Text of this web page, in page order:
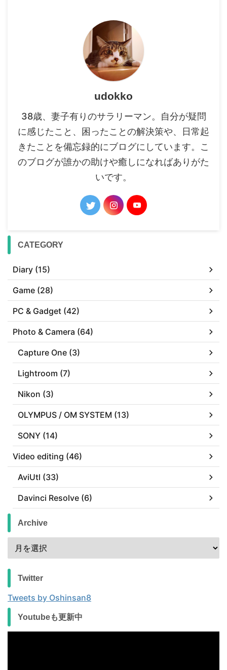
udokko
38歳、妻子有りのサラリーマン。自分が疑問
に感じたこと、困ったことの解決策や、日常起
きたことを備忘録的にブログにしています。こ
のブログが誰かの助けや癒しになればありがた
いです。
CATEGORY
Diary (15)
Game (28)
PC & Gadget (42)
Photo & Camera (64)
Capture One (3)
Lightroom (7)
Nikon (3)
OLYMPUS / OM SYSTEM (13)
SONY (14)
Video editing (46)
AviUtl (33)
Davinci Resolve (6)
Archive
Twitter
Tweets by Oshinsan8
Youtubeも更新中